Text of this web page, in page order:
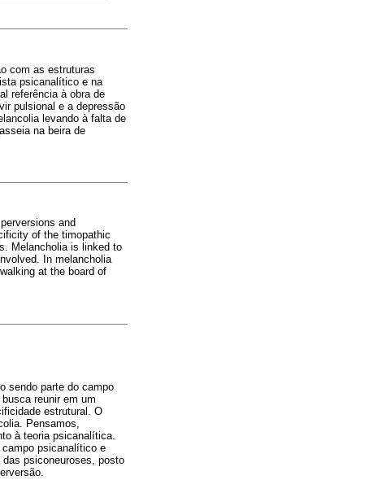
com as estruturas
psicanalítico e na
referência à obra de
pulsional e a depressão
levando à falta de
na beira de
and
of the timopathic
Melancholia is linked to
In melancholia
at the board of
sendo parte do campo
reunir em um
estrutural. O
Pensamos,
à teoria psicanalítica.
psicanalítico e
psiconeuroses, posto